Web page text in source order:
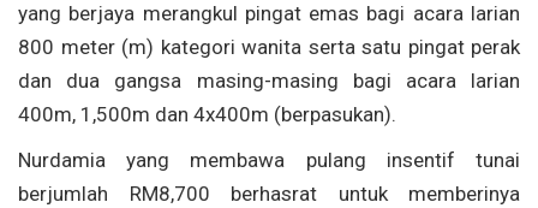
yang berjaya merangkul pingat emas bagi acara larian
800 meter (m) kategori wanita serta satu pingat perak
dan dua gangsa masing-masing bagi acara larian
400m, 1,500m dan 4x400m (berpasukan).
Nurdamia yang membawa pulang insentif tunai
berjumlah RM8,700 berhasrat untuk memberinya